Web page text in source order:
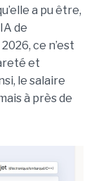
a pu être,
de
ce n’est
et
le salaire
à près de